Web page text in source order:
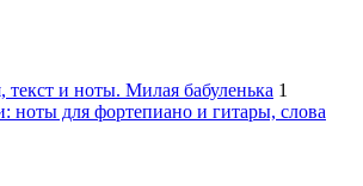
текст и ноты. Милая бабуленька 1
ноты для фортепиано и гитары, слова